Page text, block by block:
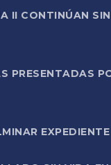
CONTINÚAN
PRESENTADAS